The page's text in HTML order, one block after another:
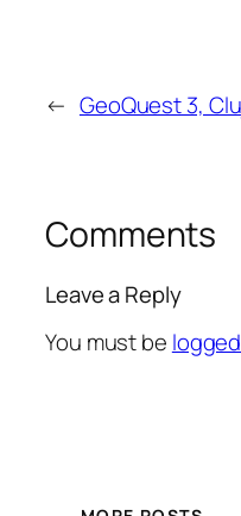
← GeoQuest 3,
Comments
Leave a Reply
You must be